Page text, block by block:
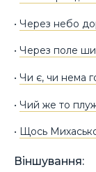
• Через небо
• Через поле
• Чи є, чи нема
• Чий же то
• Щось
Віншування: